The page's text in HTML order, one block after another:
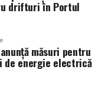
izbucnirii
Belgia, iar ca
Germaniei.
la
drifturi în Portul
anunță măsuri pentru
de energie electrică